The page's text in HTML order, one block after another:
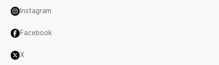
Instagram
Facebook
X